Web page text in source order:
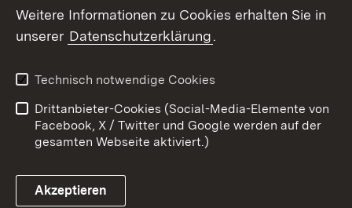
Link zum Landesportal
Datenschutz
Barrierefreiheit
Impressum
Cookies
Weitere Informationen zu Cookies erhalten Sie in
unserer Datenschutzerklärung.
Technisch notwendige Cookies
Drittanbieter-Cookies (Social-Media-Elemente von
Facebook, X / Twitter und Google werden auf der
gesamten Webseite aktiviert.)
Akzeptieren